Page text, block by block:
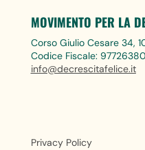
MOVIMENTO PER LA
Corso Giulio Cesare 34,
Codice Fiscale:
info@decrescitafelice.it
Privacy Policy